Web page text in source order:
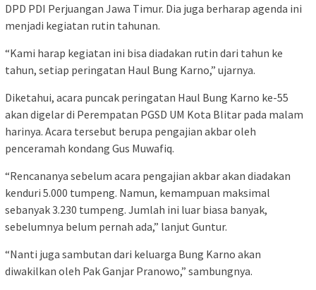
DPD PDI Perjuangan Jawa Timur. Dia juga berharap agenda ini
menjadi kegiatan rutin tahunan.
“Kami harap kegiatan ini bisa diadakan rutin dari tahun ke
tahun, setiap peringatan Haul Bung Karno,” ujarnya.
Diketahui, acara puncak peringatan Haul Bung Karno ke-55
akan digelar di Perempatan PGSD UM Kota Blitar pada malam
harinya. Acara tersebut berupa pengajian akbar oleh
penceramah kondang Gus Muwafiq.
“Rencananya sebelum acara pengajian akbar akan diadakan
kenduri 5.000 tumpeng. Namun, kemampuan maksimal
sebanyak 3.230 tumpeng. Jumlah ini luar biasa banyak,
sebelumnya belum pernah ada,” lanjut Guntur.
“Nanti juga sambutan dari keluarga Bung Karno akan
diwakilkan oleh Pak Ganjar Pranowo,” sambungnya.